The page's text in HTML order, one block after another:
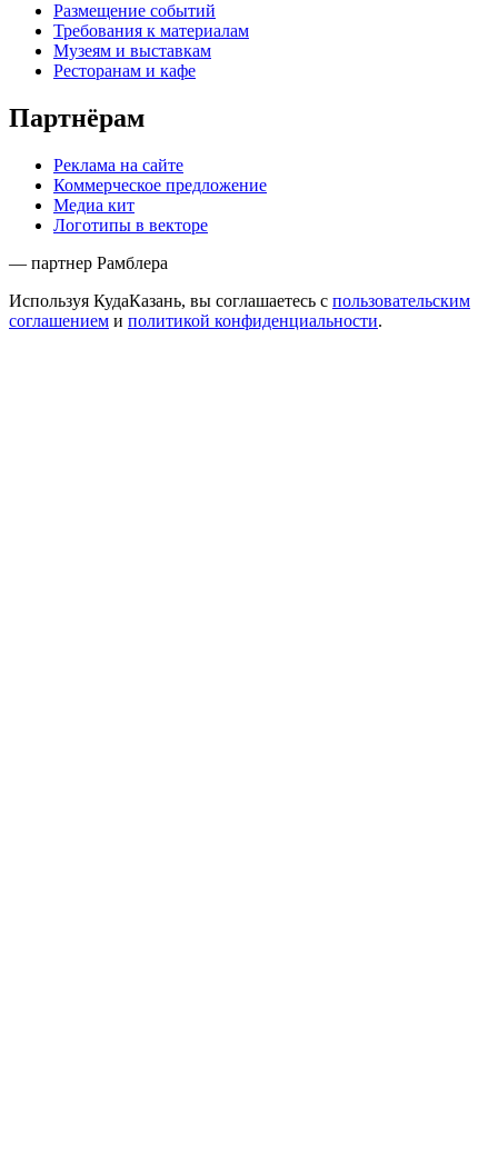
Размещение событий
Требования к материалам
Музеям и выставкам
Ресторанам и кафе
Партнёрам
Реклама на сайте
Коммерческое предложение
Медиа кит
Логотипы в векторе
— партнер Рамблера
Используя КудаКазань, вы соглашаетесь с пользовательским
соглашением и политикой конфиденциальности.